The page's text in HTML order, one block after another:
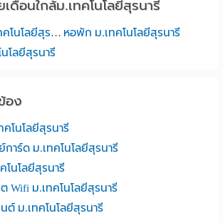
ดือนใกล้ม.เทคโนโลยีสุรนารี
ที่พักรายเดือน ม.เทคโนโลยีสุรนารี หอพัก ม.เทคโนโลยีสุรนารี
โลยีสุรนารี
อง
โนโลยีสุรนารี
าร์ด ม.เทคโนโลยีสุรนารี
นโลยีสุรนารี
Wifi ม.เทคโนโลยีสุรนารี
ม.เทคโนโลยีสุรนารี